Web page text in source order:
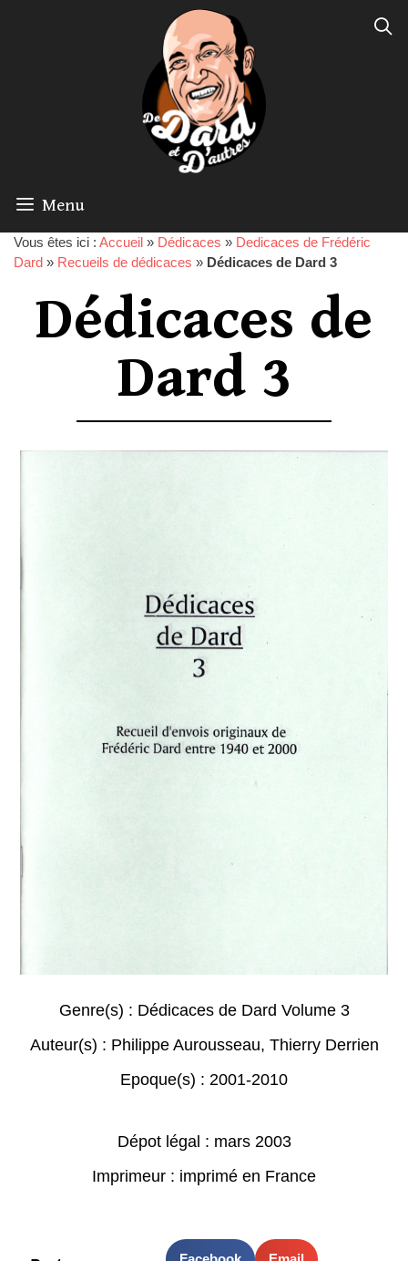
Menu
Vous êtes ici : Accueil » Dédicaces » Dedicaces de Frédéric
Dard » Recueils de dédicaces » Dédicaces de Dard 3
Dédicaces de
Dard 3
Genre(s) : Dédicaces de Dard Volume 3
Auteur(s) : Philippe Aurousseau, Thierry Derrien
Epoque(s) : 2001-2010
Dépot légal : mars 2003
Imprimeur : imprimé en France